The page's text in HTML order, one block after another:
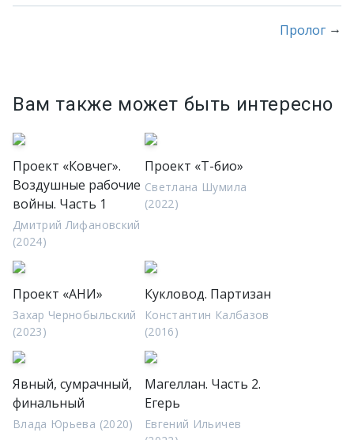
Пролог →
Вам также может быть интересно
Проект «Ковчег».
Воздушные рабочие
войны. Часть 1
Дмитрий Лифановский
(2024)
Проект «Т-био»
Светлана Шумила
(2022)
Проект «АНИ»
Захар Чернобыльский
(2023)
Кукловод. Партизан
Константин Калбазов
(2016)
Явный, сумрачный,
финальный
Влада Юрьева (2020)
Магеллан. Часть 2.
Егерь
Евгений Ильичев